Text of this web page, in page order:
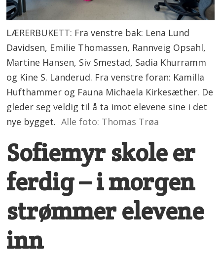
LÆRERBUKETT: Fra venstre bak: Lena Lund
Davidsen, Emilie Thomassen, Rannveig Opsahl,
Martine Hansen, Siv Smestad, Sadia Khurramm
og Kine S. Landerud. Fra venstre foran: Kamilla
Hufthammer og Fauna Michaela Kirkesæther. De
gleder seg veldig til å ta imot elevene sine i det
nye bygget. Alle foto: Thomas Trøa
Sofiemyr skole er
ferdig – i morgen
strømmer elevene
inn